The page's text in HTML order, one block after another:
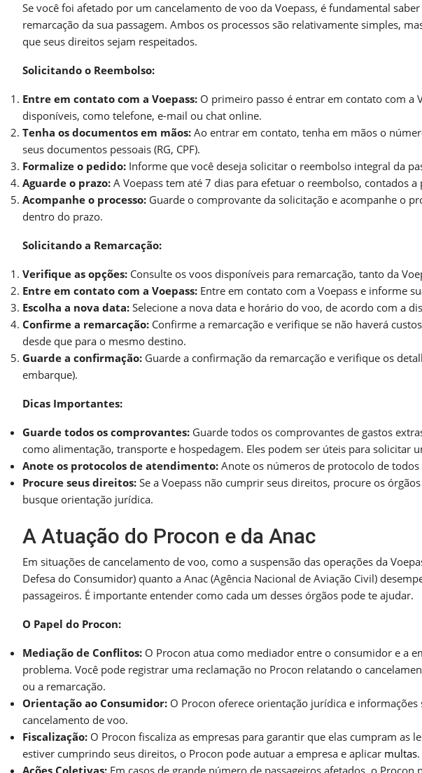
Se você foi afetado por um cancelamento de voo da Voepass, é fundamental
remarcação da sua passagem. Ambos os processos são relativamente simples,
que seus direitos sejam respeitados.
Solicitando o Reembolso:
Entre em contato com a Voepass: O primeiro passo é entrar em contato com a
disponíveis, como telefone, e-mail ou chat online.
Tenha os documentos em mãos: Ao entrar em contato, tenha em mãos o
seus documentos pessoais (RG, CPF).
Formalize o pedido: Informe que você deseja solicitar o reembolso integral da
Aguarde o prazo: A Voepass tem até 7 dias para efetuar o reembolso, contados
Acompanhe o processo: Guarde o comprovante da solicitação e acompanhe o
dentro do prazo.
Solicitando a Remarcação:
Verifique as opções: Consulte os voos disponíveis para remarcação, tanto da
Entre em contato com a Voepass: Entre em contato com a Voepass e informe
Escolha a nova data: Selecione a nova data e horário do voo, de acordo com a
Confirme a remarcação: Confirme a remarcação e verifique se não haverá
desde que para o mesmo destino.
Guarde a confirmação: Guarde a confirmação da remarcação e verifique os
embarque).
Dicas Importantes:
Guarde todos os comprovantes: Guarde todos os comprovantes de gastos
como alimentação, transporte e hospedagem. Eles podem ser úteis para solicitar
Anote os protocolos de atendimento: Anote os números de protocolo de
Procure seus direitos: Se a Voepass não cumprir seus direitos, procure os
busque orientação jurídica.
A Atuação do Procon e da Anac
Em situações de cancelamento de voo, como a suspensão das operações da
Defesa do Consumidor) quanto a Anac (Agência Nacional de Aviação Civil)
passageiros. É importante entender como cada um desses órgãos pode te ajudar.
O Papel do Procon:
Mediação de Conflitos: O Procon atua como mediador entre o consumidor e a
problema. Você pode registrar uma reclamação no Procon relatando o
ou a remarcação.
Orientação ao Consumidor: O Procon oferece orientação jurídica e
cancelamento de voo.
Fiscalização: O Procon fiscaliza as empresas para garantir que elas cumpram as
estiver cumprindo seus direitos, o Procon pode autuar a empresa e aplicar multas.